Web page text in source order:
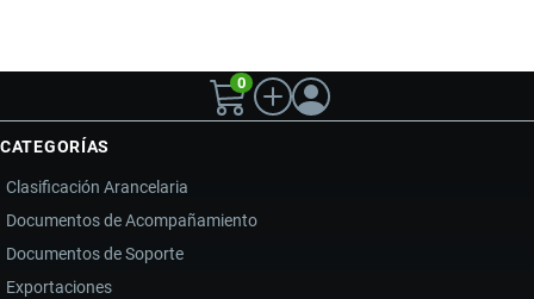
0
CATEGORÍAS
Clasificación Arancelaria
Documentos de Acompañamiento
Documentos de Soporte
Exportaciones